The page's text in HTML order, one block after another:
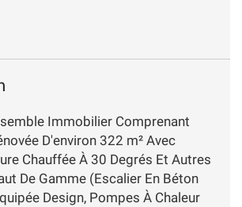
Immobilier Comprenant
D'environ 322 m² Avec
Chauffée À 30 Degrés Et Autres
De Gamme (Escalier En Béton
Design, Pompes À Chaleur